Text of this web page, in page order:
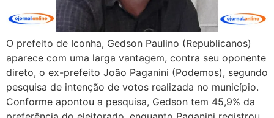
O prefeito de Iconha, Gedson Paulino (Republicanos)
aparece com uma larga vantagem, contra seu oponente
direto, o ex-prefeito João Paganini (Podemos), segundo
pesquisa de intenção de votos realizada no município.
Conforme apontou a pesquisa, Gedson tem 45,9% da